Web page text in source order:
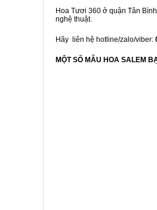
Hoa Tươi 360 ở quận Tân
nghệ thuật.
Hãy liên hệ hotline/zalo/viber:
MỘT SỐ MẪU HOA SALEM